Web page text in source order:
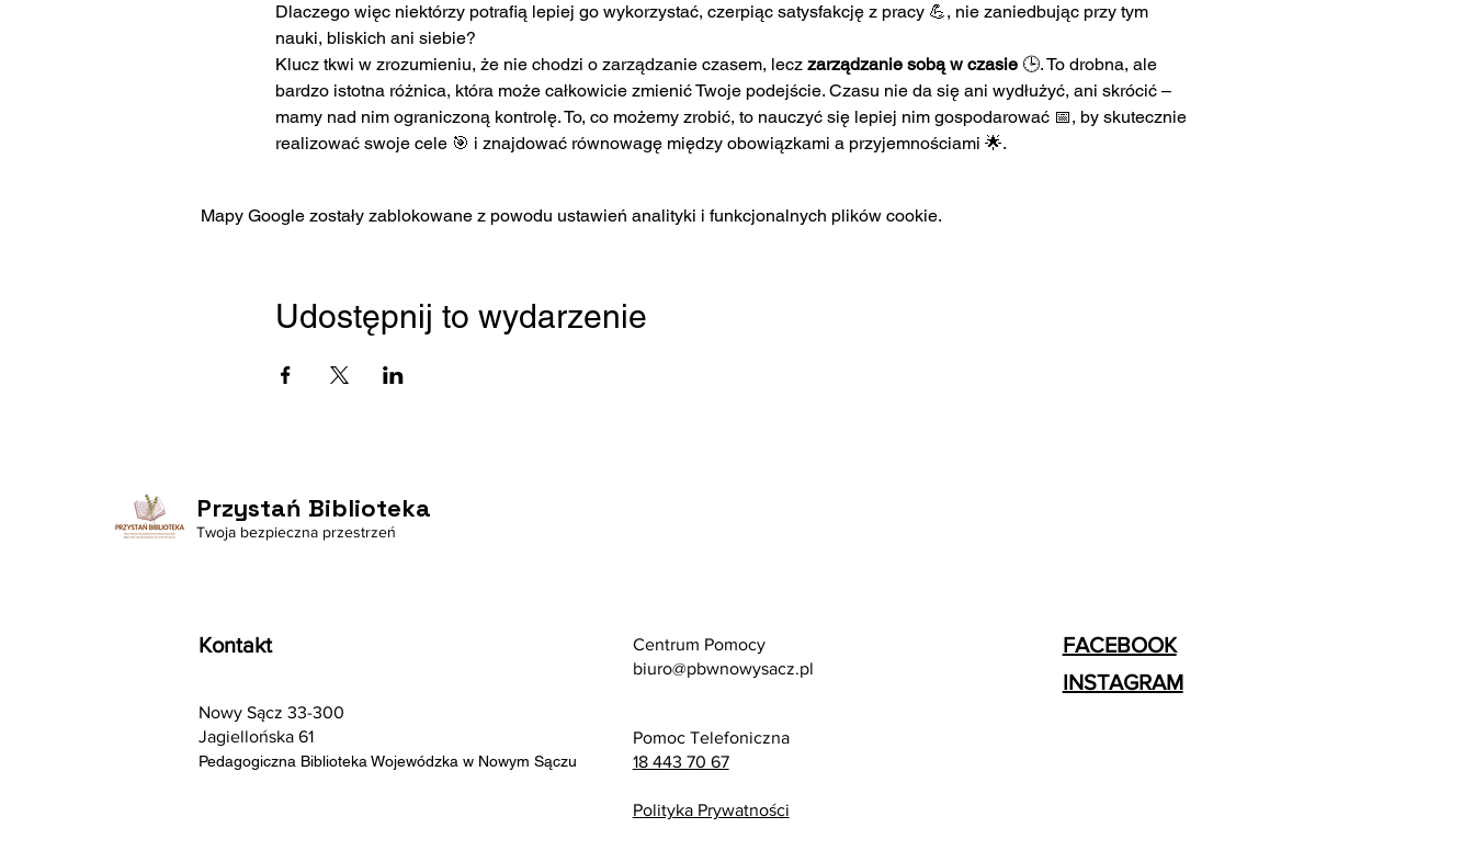
Dlaczego więc niektórzy potrafią lepiej go wykorzystać, czerpiąc satysfakcję z pracy 💪, nie zaniedbując przy tym
nauki, bliskich ani siebie?
Klucz tkwi w zrozumieniu, że nie chodzi o zarządzanie czasem, lecz zarządzanie sobą w czasie 🕒. To drobna, ale
bardzo istotna różnica, która może całkowicie zmienić Twoje podejście. Czasu nie da się ani wydłużyć, ani skrócić –
mamy nad nim ograniczoną kontrolę. To, co możemy zrobić, to nauczyć się lepiej nim gospodarować 📅, by skutecznie
realizować swoje cele 🎯 i znajdować równowagę między obowiązkami a przyjemnościami 🌟.
Mapy Google zostały zablokowane z powodu ustawień analityki i funkcjonalnych plików cookie.
Udostępnij to wydarzenie
Przystań Biblioteka
Twoja bezpieczna przestrzeń
Kontakt
Nowy Sącz 33-300
Jagiellońska 61
Pedagogiczna Biblioteka Wojewódzka w Nowym Sączu
Centrum Pomocy
biuro@pbwnowysacz.pl
Pomoc Telefoniczna
18 443 70 67
Polityka Prywatności
FACEBOOK
INSTAGRAM